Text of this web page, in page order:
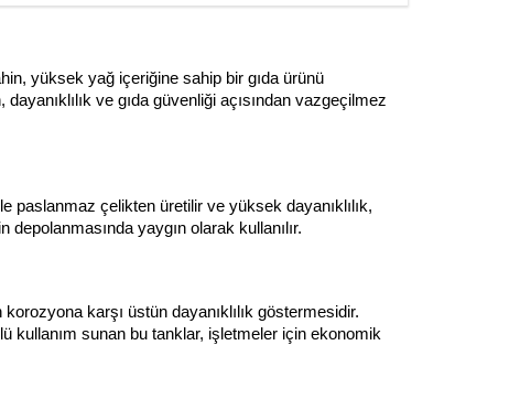
yüksek yağ içeriğine sahip bir gıda ürünü
ve gıda güvenliği açısından vazgeçilmez
paslanmaz çelikten üretilir ve yüksek dayanıklılık,
yaygın olarak kullanılır.
karşı üstün dayanıklılık göstermesidir.
kullanım sunan bu tanklar, işletmeler için ekonomik